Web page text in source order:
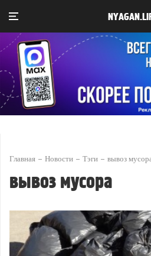
Главная Новости Тэги вывоз
вывоз мусора